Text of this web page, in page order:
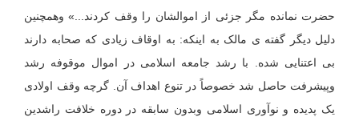
حضرت نمانده مگر جزئی از اموالشان را وقف کردند...» وهمچنین
دلیل دیگر گفته ی مالک به اینکه: به اوقاف زیادی که صحابه دارند
بی اعتنایی شده. با رشد جامعه اسلامی در اموال موقوفه رشد
وپیشرفت حاصل شد خصوصاً در تنوع اهداف آن. گرچه وقف اولادی
یک پدیده و نوآوری اسلامی وبدون سابقه در دوره خلافت راشدین